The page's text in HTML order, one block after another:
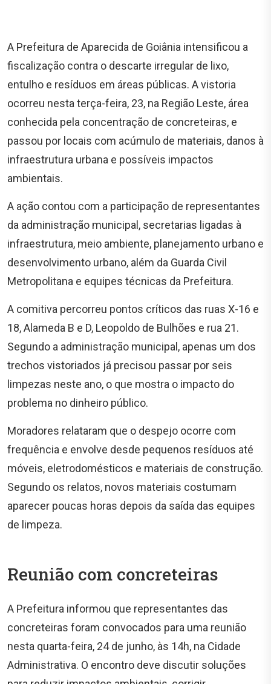
A Prefeitura de Aparecida de Goiânia intensificou a
fiscalização contra o descarte irregular de lixo,
entulho e resíduos em áreas públicas. A vistoria
ocorreu nesta terça-feira, 23, na Região Leste, área
conhecida pela concentração de concreteiras, e
passou por locais com acúmulo de materiais, danos à
infraestrutura urbana e possíveis impactos
ambientais.
A ação contou com a participação de representantes
da administração municipal, secretarias ligadas à
infraestrutura, meio ambiente, planejamento urbano e
desenvolvimento urbano, além da Guarda Civil
Metropolitana e equipes técnicas da Prefeitura.
A comitiva percorreu pontos críticos das ruas X-16 e
18, Alameda B e D, Leopoldo de Bulhões e rua 21.
Segundo a administração municipal, apenas um dos
trechos vistoriados já precisou passar por seis
limpezas neste ano, o que mostra o impacto do
problema no dinheiro público.
Moradores relataram que o despejo ocorre com
frequência e envolve desde pequenos resíduos até
móveis, eletrodomésticos e materiais de construção.
Segundo os relatos, novos materiais costumam
aparecer poucas horas depois da saída das equipes
de limpeza.
Reunião com concreteiras
A Prefeitura informou que representantes das
concreteiras foram convocados para uma reunião
nesta quarta-feira, 24 de junho, às 14h, na Cidade
Administrativa. O encontro deve discutir soluções